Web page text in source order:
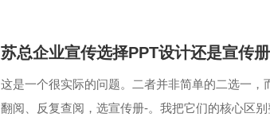
苏总企业宣传选择PPT设计还是宣传
这是一个很实际的问题。二者并非简单的二选一
翻阅、反复查阅，选宣传册-。我把它们的核心区